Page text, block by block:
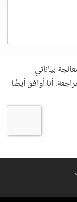
بياناتي
أنا أوافق أيضًا